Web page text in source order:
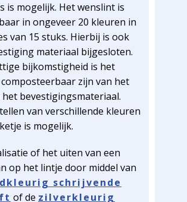
is mogelijk. Het wenslint is
in ongeveer 20 kleuren in
van 15 stuks. Hierbij is ook
materiaal bijgesloten.
bijkomstigheid is het
zijn van het
bevestigingsmateriaal.
van verschillende kleuren
is mogelijk.
of het uiten van een
op het lintje door middel van
schrijvende
of de zilverkleurig